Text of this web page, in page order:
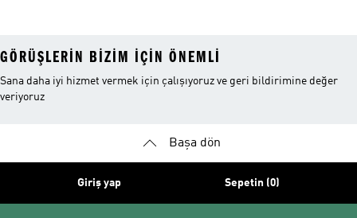
GÖRÜŞLERIN BIZIM IÇIN ÖNEMLI
Sana daha iyi hizmet vermek için çalışıyoruz ve geri bildirimine değer
veriyoruz
Başa dön
Giriş yap Sepetin (0)